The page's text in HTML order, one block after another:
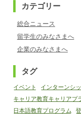
カテゴリー
総合ニュース
留学生のみなさまへ
企業のみなさまへ
タグ
イベント インターンシ
キャリア教育キャリアプ
日本語教育プログラム